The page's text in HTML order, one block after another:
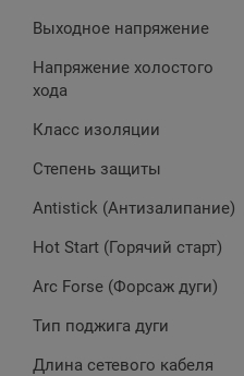
Выходное напряжение
Напряжение холостого
хода
Класс изоляции
Степень защиты
Antistick (Антизалипание)
Hot Start (Горячий старт)
Arc Forse (Форсаж дуги)
Тип поджига дуги
Длина сетевого кабеля